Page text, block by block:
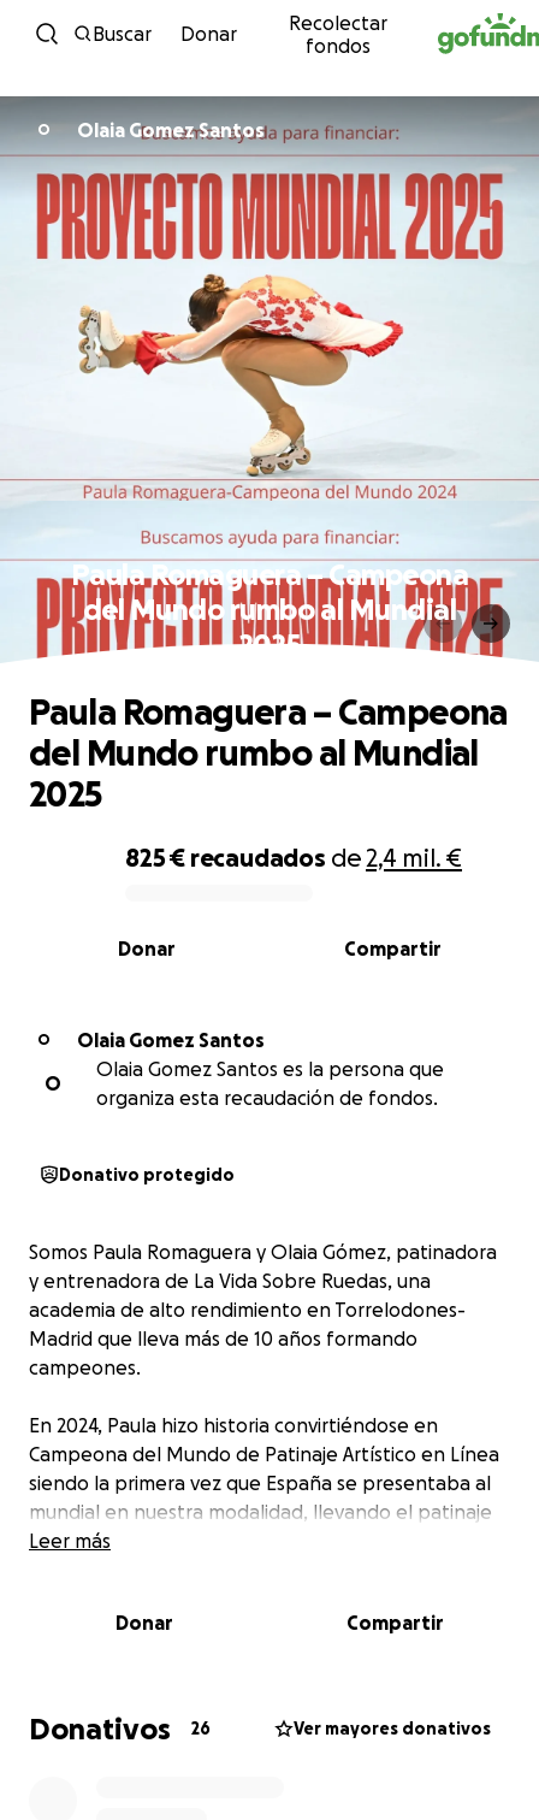
Ir directamente al contenido
Buscar Donar
Recolectar
fondos
O Olaia Gomez Santos
Paula Romaguera – Campeona
del Mundo rumbo al Mundial
2025
0% complete
825 € recaudados de 2,4 mil. €
Compartir
Donar
Paula Romaguera – Campeona
del Mundo rumbo al Mundial
2025
O
Olaia Gomez Santos
O
Olaia Gomez Santos es la persona que
organiza esta recaudación de fondos.
Donativo protegido
Somos Paula Romaguera y Olaia Gómez, patinadora
y entrenadora de La Vida Sobre Ruedas, una
academia de alto rendimiento en Torrelodones-
Madrid que lleva más de 10 años formando
campeones.
En 2024, Paula hizo historia convirtiéndose en
Campeona del Mundo de Patinaje Artístico en Línea
siendo la primera vez que España se presentaba al
mundial en nuestra modalidad, llevando el patinaje
español a lo más alto. Este año, su reto es aún
(Atlanta, EE. UU.), uno de los centros universitarios
Pero este camino exige un gran esfuerzo
Leer más
Donar Compartir
Donativos 26 Ver mayores donativos